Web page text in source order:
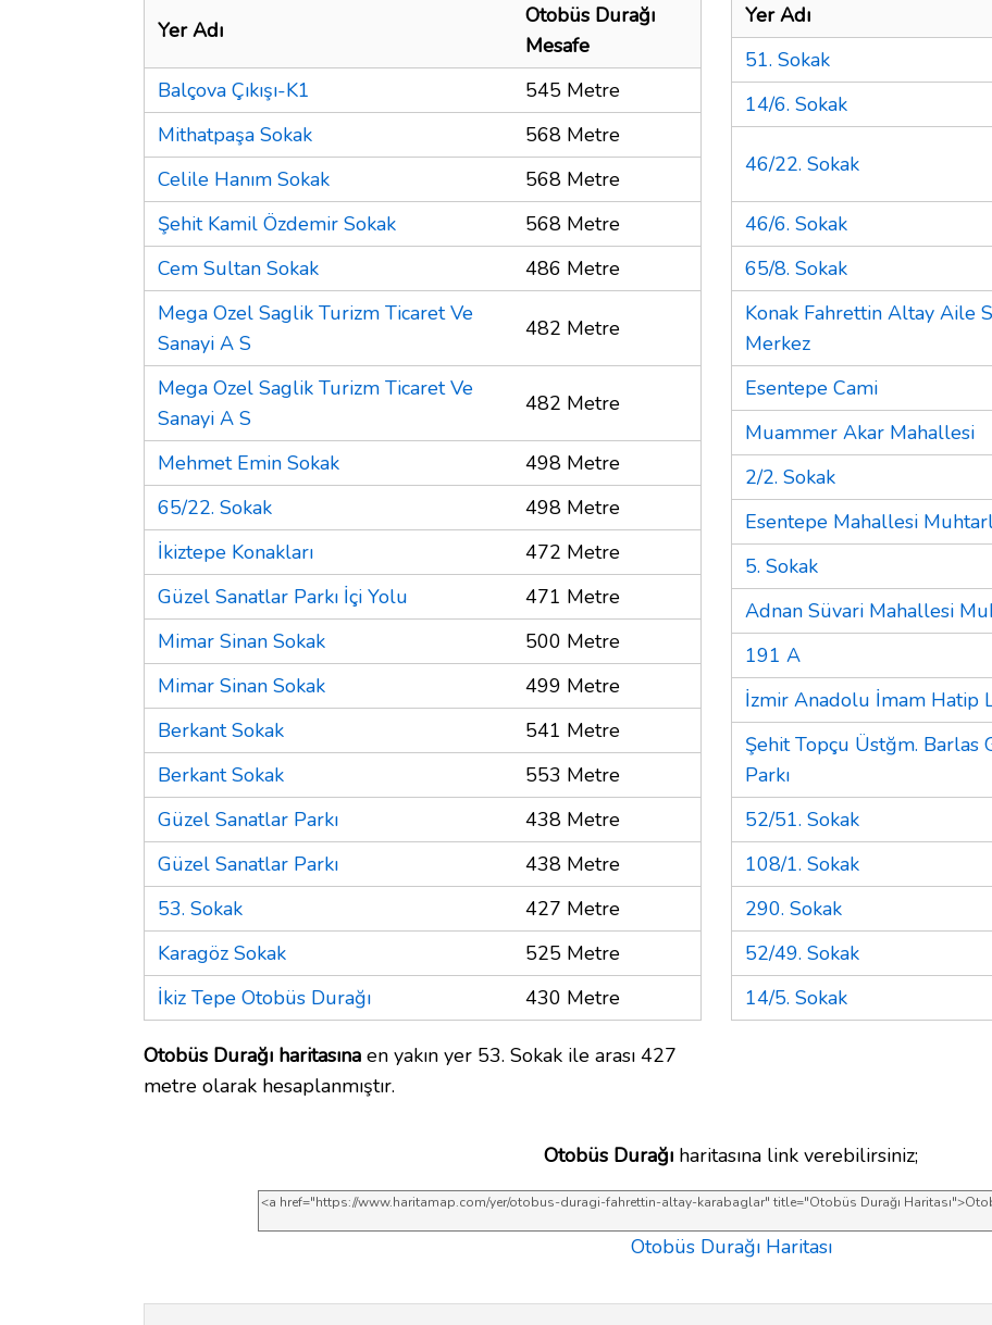
Yer Adı
Otobüs Durağı
Mesafe
Balçova Çıkışı-K1
545 Metre
Mithatpaşa Sokak
568 Metre
Celile Hanım Sokak
568 Metre
Şehit Kamil Özdemir Sokak
568 Metre
Cem Sultan Sokak
486 Metre
Mega Ozel Saglik Turizm Ticaret Ve
Sanayi A S
482 Metre
Mega Ozel Saglik Turizm Ticaret Ve
Sanayi A S
482 Metre
Mehmet Emin Sokak
498 Metre
65/22. Sokak
498 Metre
İkiztepe Konakları
472 Metre
Güzel Sanatlar Parkı İçi Yolu
471 Metre
Mimar Sinan Sokak
500 Metre
Mimar Sinan Sokak
499 Metre
Berkant Sokak
541 Metre
Berkant Sokak
553 Metre
Güzel Sanatlar Parkı
438 Metre
Güzel Sanatlar Parkı
438 Metre
53. Sokak
427 Metre
Karagöz Sokak
525 Metre
İkiz Tepe Otobüs Durağı
430 Metre
Otobüs Durağı haritasına en yakın yer 53. Sokak ile arası 427
metre olarak hesaplanmıştır.
Yer Adı
51. Sokak
14/6. Sokak
46/22. Sokak
46/6. Sokak
65/8. Sokak
Konak Fahrettin Altay Aile
Merkez
Esentepe Cami
Muammer Akar Mahallesi
2/2. Sokak
Esentepe Mahallesi
5. Sokak
Adnan Süvari Mahallesi
191 A
İzmir Anadolu İmam Hatip
Şehit Topçu Üstğm. Barlas
Parkı
52/51. Sokak
108/1. Sokak
290. Sokak
52/49. Sokak
14/5. Sokak
Otobüs Durağı haritasına link verebilirsiniz;
Otobüs Durağı Haritası